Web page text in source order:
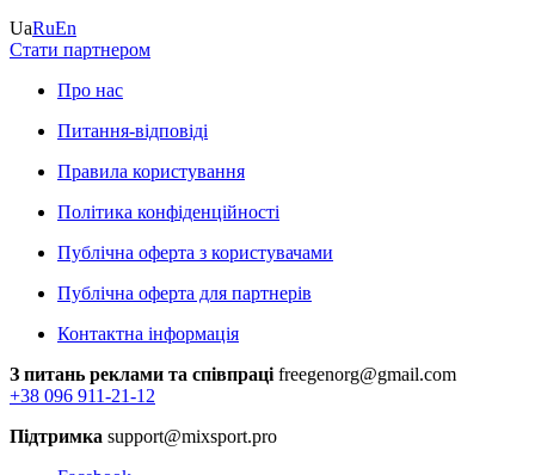
UaRuEn
Стати партнером
Про нас
Питання-відповіді
Правила користування
Політика конфіденційності
Публічна оферта з користувачами
Публічна оферта для партнерів
Контактна інформація
З питань реклами та співпраці freegenorg@gmail.com
+38 096 911-21-12
Підтримка support@mixsport.pro